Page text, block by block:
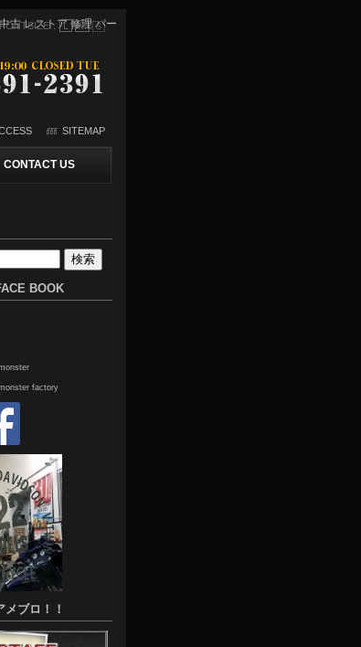
古 レストア 修理 パー
FONTSIZE： L M S
SITEMAP
CONTACT US
BOOK
factory
ブロ！！